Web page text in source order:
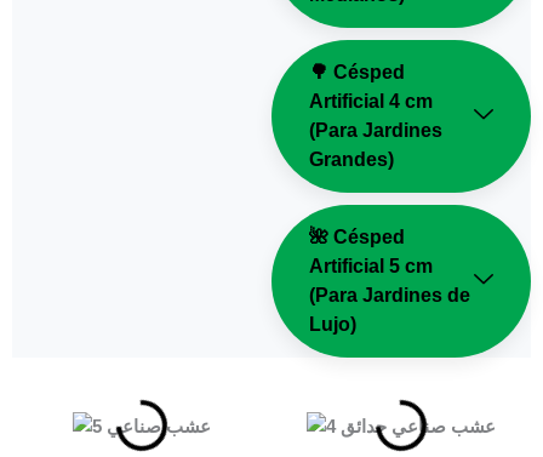
🌳 Césped
Artificial 4 cm
(Para Jardines
Grandes)
🌺 Césped
Artificial 5 cm
(Para Jardines de
Lujo)